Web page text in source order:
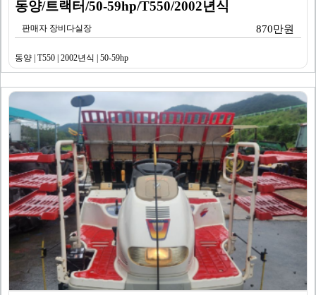
동양/트랙터/50-59hp/T550/2002년식
판매자 장비다실장 870만원
동양 | T550 | 2002년식 | 50-59hp